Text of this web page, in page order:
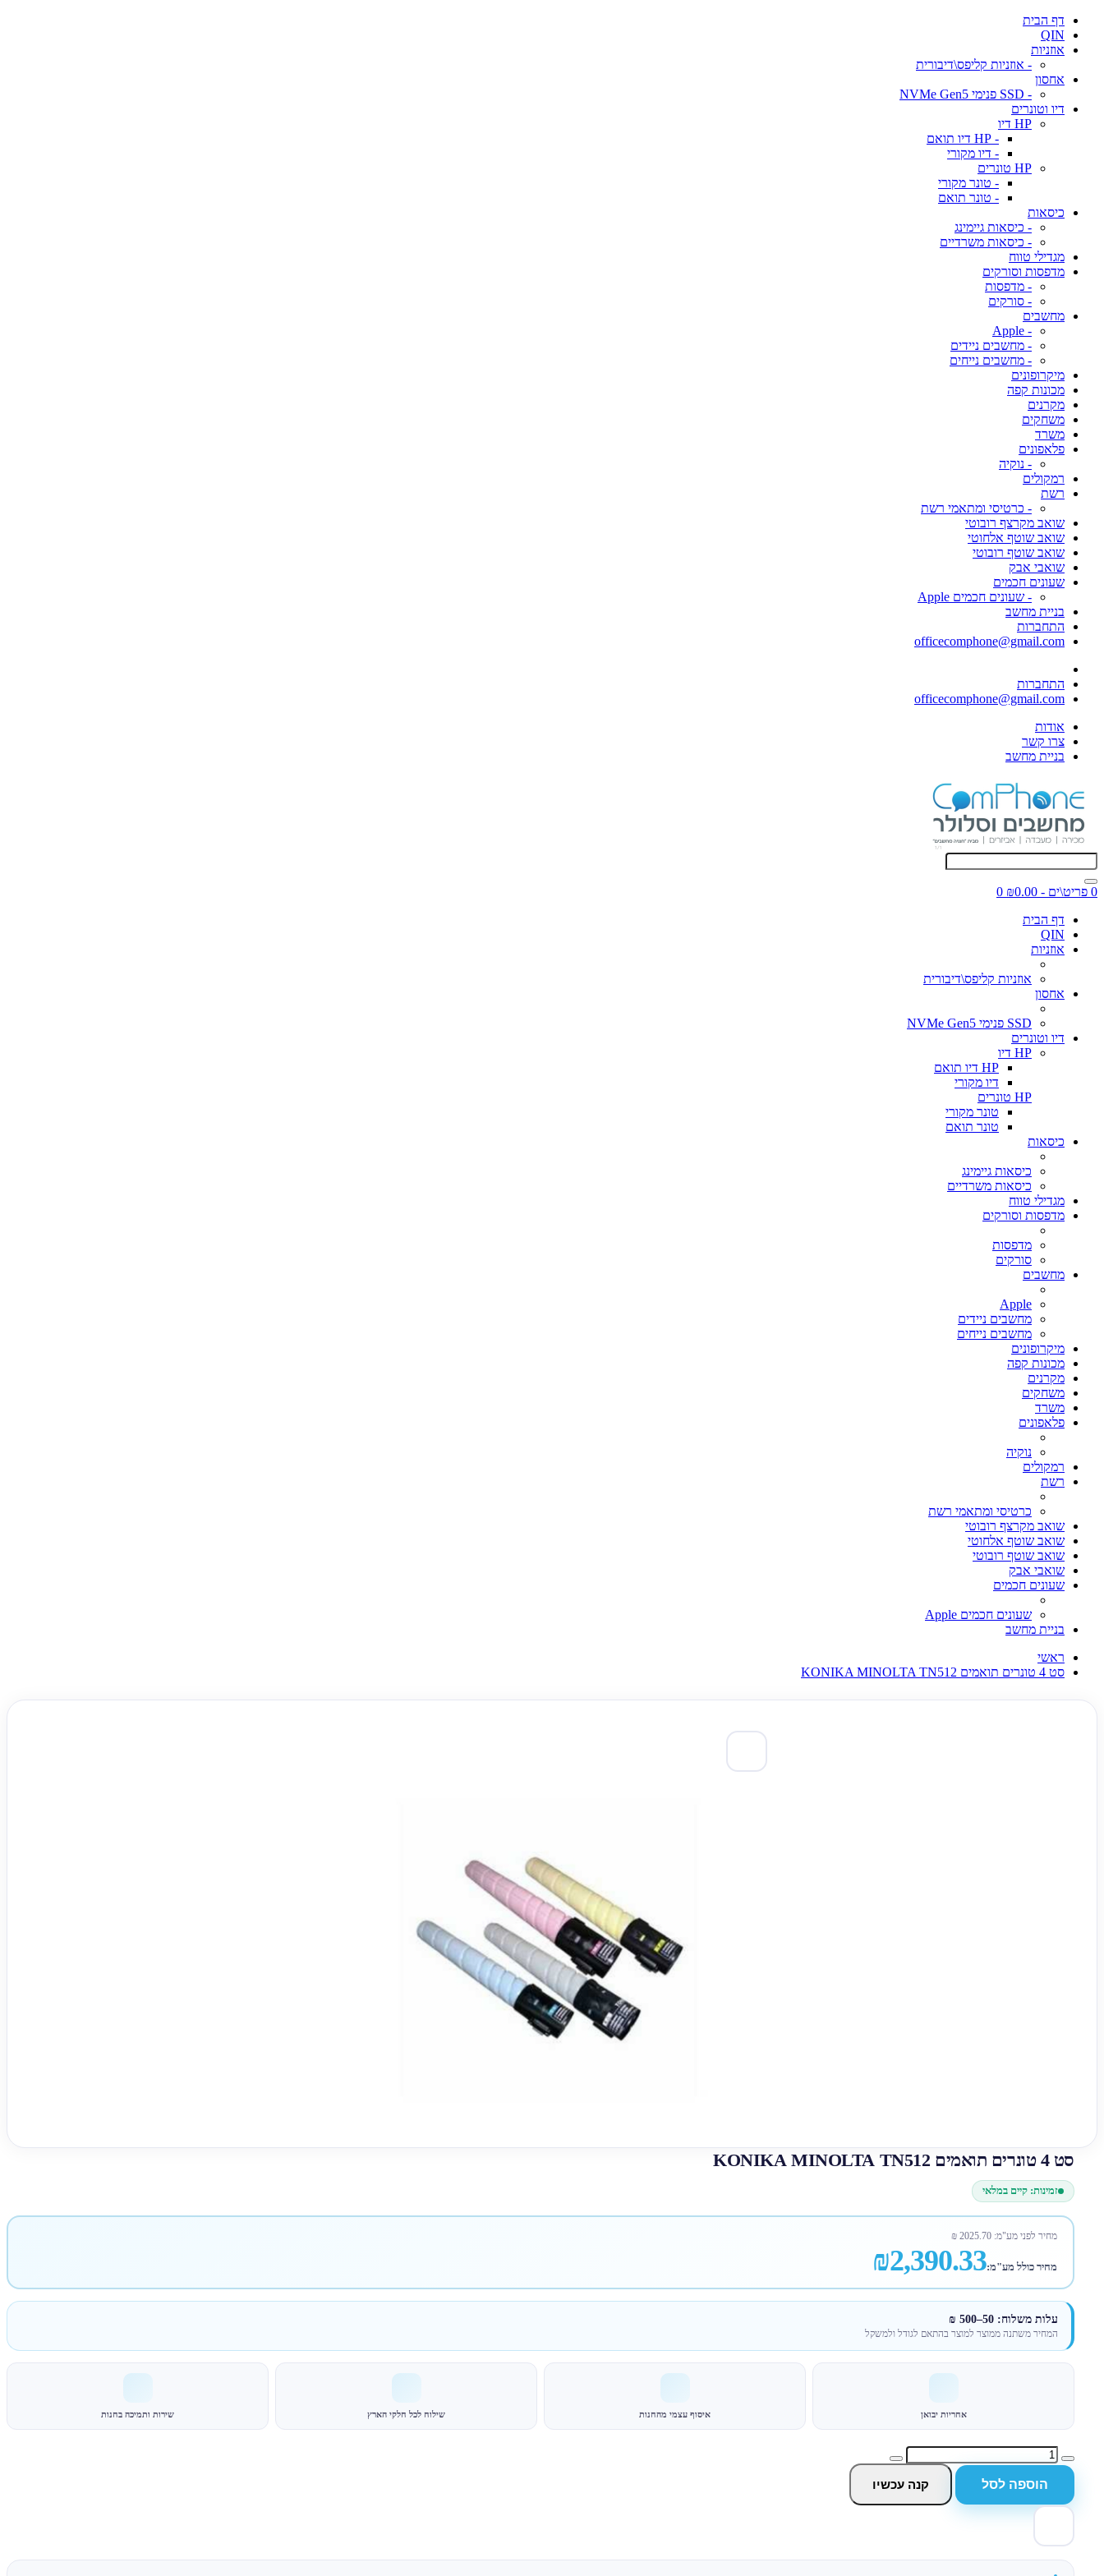
דף הבית
QIN
אוזניות
- אוזניות קליפס\דיבורית
אחסון
- SSD פנימי NVMe Gen5
דיו וטונרים
HP דיו
- HP דיו תואם
- דיו מקורי
HP טונרים
- טונר מקורי
- טונר תואם
כיסאות
- כיסאות גיימינג
- כיסאות משרדיים
מגדילי טווח
מדפסות וסורקים
- מדפסות
- סורקים
מחשבים
- Apple
- מחשבים ניידים
- מחשבים נייחים
מיקרופונים
מכונות קפה
מקרנים
משחקים
משרד
פלאפונים
- נוקיה
רמקולים
רשת
- כרטיסי ומתאמי רשת
שואב מקרצף רובוטי
שואב שוטף אלחוטי
שואב שוטף רובוטי
שואבי אבק
שעונים חכמים
- שעונים חכמים Apple
בניית מחשב
התחברות
officecomphone@gmail.com
התחברות
officecomphone@gmail.com
אודות
צרו קשר
בניית מחשב
0 פריט\ים - ₪0.00
0
דף הבית
QIN
אוזניות
אוזניות קליפס\דיבורית
אחסון
SSD פנימי NVMe Gen5
דיו וטונרים
HP דיו
HP דיו תואם
דיו מקורי
HP טונרים
טונר מקורי
טונר תואם
כיסאות
כיסאות גיימינג
כיסאות משרדיים
מגדילי טווח
מדפסות וסורקים
מדפסות
סורקים
מחשבים
Apple
מחשבים ניידים
מחשבים נייחים
מיקרופונים
מכונות קפה
מקרנים
משחקים
משרד
פלאפונים
נוקיה
רמקולים
רשת
כרטיסי ומתאמי רשת
שואב מקרצף רובוטי
שואב שוטף אלחוטי
שואב שוטף רובוטי
שואבי אבק
שעונים חכמים
שעונים חכמים Apple
בניית מחשב
ראשי
סט 4 טונרים תואמים KONIKA MINOLTA TN512
סט 4 טונרים תואמים KONIKA MINOLTA TN512
זמינות: קיים במלאי
מחיר לפני מע"מ:2025.70
₪
מחיר כולל מע"מ:₪2,390.33
עלות משלוח: 50–500 ₪
המחיר משתנה ממוצר למוצר בהתאם לגודל ולמשקל
אחריות יבואן איסוף עצמי מהחנות שילוח לכל חלקי הארץ שירות ותמיכה בחנות
הוספה לסל קנה עכשיו